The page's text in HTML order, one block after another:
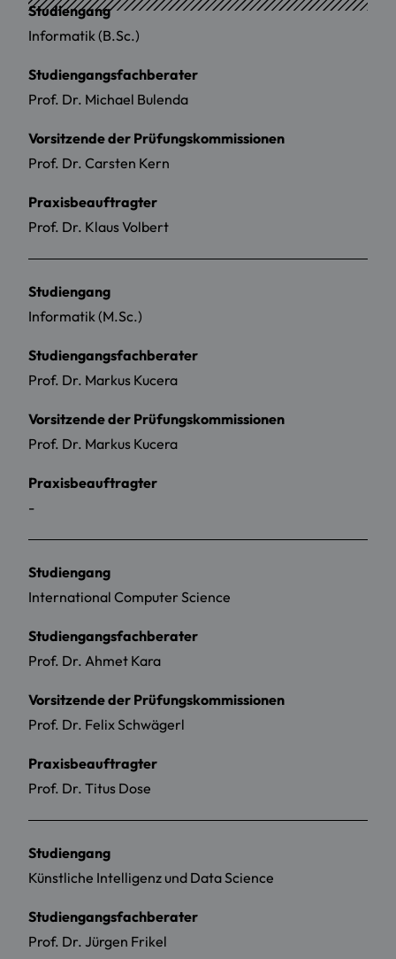
Studiengang
Informatik (B.Sc.)
Studiengangsfachberater
Prof. Dr. Michael Bulenda
Vorsitzende der Prüfungskommissionen
Prof. Dr. Carsten Kern
Praxisbeauftragter
Prof. Dr. Klaus Volbert
Studiengang
Informatik (M.Sc.)
Studiengangsfachberater
Prof. Dr. Markus Kucera
Vorsitzende der Prüfungskommissionen
Prof. Dr. Markus Kucera
Praxisbeauftragter
-
Studiengang
International Computer Science
Studiengangsfachberater
Prof. Dr. Ahmet Kara
Vorsitzende der Prüfungskommissionen
Prof. Dr. Felix Schwägerl
Praxisbeauftragter
Prof. Dr. Titus Dose
Studiengang
Künstliche Intelligenz und Data Science
Studiengangsfachberater
Prof. Dr. Jürgen Frikel